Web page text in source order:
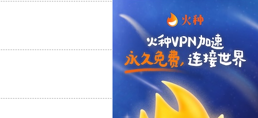
支持[0] 反对
支持